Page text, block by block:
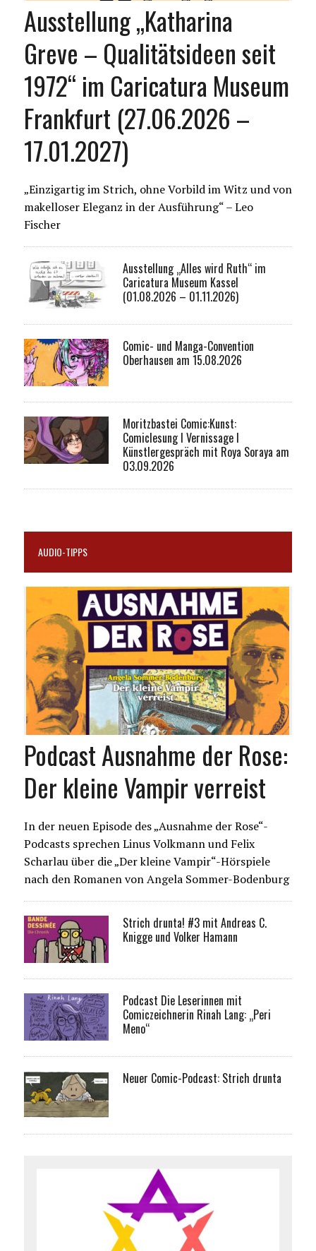
Ausstellung „Katharina
Greve – Qualitätsideen seit
1972“ im Caricatura Museum
Frankfurt (27.06.2026 –
17.01.2027)
„Einzigartig im Strich, ohne Vorbild im Witz und von
makelloser Eleganz in der Ausführung“ – Leo
Fischer
Ausstellung „Alles wird Ruth“ im
Caricatura Museum Kassel
(01.08.2026 – 01.11.2026)
Comic- und Manga-Convention
Oberhausen am 15.08.2026
Moritzbastei Comic:Kunst:
Comiclesung I Vernissage I
Künstlergespräch mit Roya Soraya am
03.09.2026
AUDIO-TIPPS
Podcast Ausnahme der Rose:
Der kleine Vampir verreist
In der neuen Episode des „Ausnahme der Rose“-
Podcasts sprechen Linus Volkmann und Felix
Scharlau über die „Der kleine Vampir“-Hörspiele
nach den Romanen von Angela Sommer-Bodenburg
Strich drunta! #3 mit Andreas C.
Knigge und Volker Hamann
Podcast Die Leserinnen mit
Comiczeichnerin Rinah Lang: „Peri
Meno“
Neuer Comic-Podcast: Strich drunta